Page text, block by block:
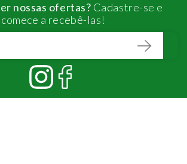
nossas ofertas? Cadastre-se e
comece a recebê-las!